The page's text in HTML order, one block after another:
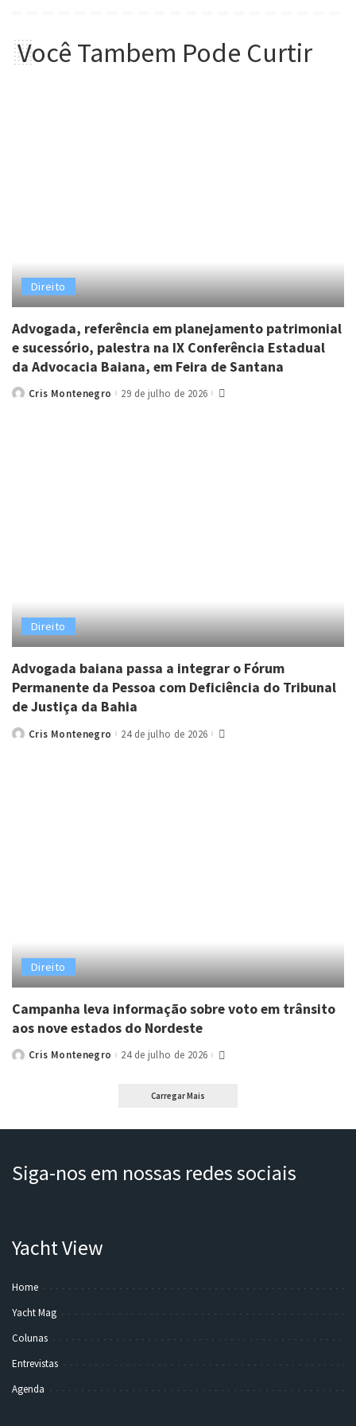
Você Tambem Pode Curtir
Direito
Advogada, referência em planejamento patrimonial
e sucessório, palestra na IX Conferência Estadual
da Advocacia Baiana, em Feira de Santana
PostedCris Montenegro 29 de julho de 2026
Direito
Advogada baiana passa a integrar o Fórum
Permanente da Pessoa com Deficiência do Tribunal
de Justiça da Bahia
PostedCris Montenegro 24 de julho de 2026
Direito
Campanha leva informação sobre voto em trânsito
aos nove estados do Nordeste
PostedCris Montenegro 24 de julho de 2026
Carregar Mais
Siga-nos em nossas redes sociais
Yacht View
Home
Yacht Mag
Colunas
Entrevistas
Agenda